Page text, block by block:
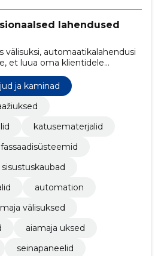
lahendused
välisuksi, automaatikalahendusi
et luua oma klientidele
ja isikupärane kodu
ja kaminad
katusematerjalid
sisustuskaubad
automation
maja välisuksed
aiamaja uksed
seinapaneelid